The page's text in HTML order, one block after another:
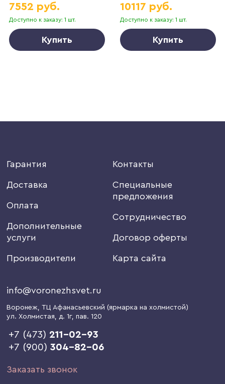
Доступно к заказу: 1 шт.
7552 руб.
Купить
Доступно к заказу: 1 шт.
10117 руб.
Купить
Гарантия
Доставка
Оплата
Дополнительные
услуги
Производители
Контакты
Специальные
предложения
Сотрудничество
Договор оферты
Карта сайта
info@voronezhsvet.ru
Воронеж, ТЦ Афанасьевский (ярмарка на холмистой)
ул. Холмистая, д. 1г, пав. 120
+7 (473) 211-02-93
+7 (900)304-82-06
Заказать звонок